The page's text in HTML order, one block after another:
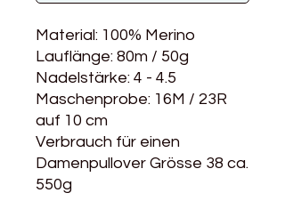
Material: 100% Merino
Lauflänge: 80m / 50g
Nadelstärke: 4 - 4.5
Maschenprobe: 16M / 23R
auf 10 cm
Verbrauch für einen
Damenpullover Grösse 38 ca.
550g